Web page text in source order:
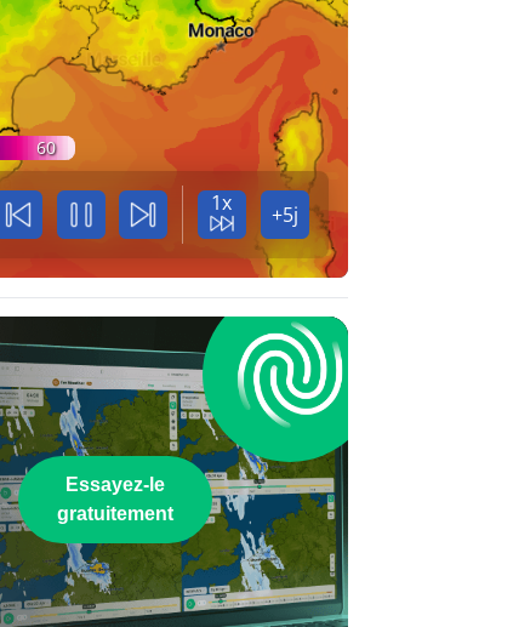
60
1x +5j
Essayez-le
gratuitement